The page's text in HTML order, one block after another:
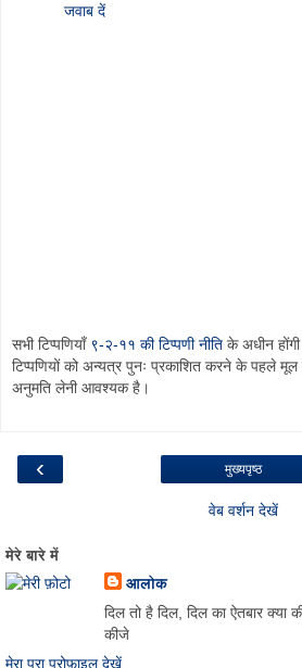
जवाब दें
सभी टिप्पणियाँ ९-२-११ की टिप्पणी नीति के अधीन
टिप्पणियों को अन्यत्र पुनः प्रकाशित करने के पहले
अनुमति लेनी आवश्यक है।
‹ मुख्यपृष्ठ
वेब वर्शन देखें
मेरे बारे में
आलोक
दिल तो है दिल, दिल का ऐतबार क्या
कीजे
मेरा पूरा प्रोफ़ाइल देखें